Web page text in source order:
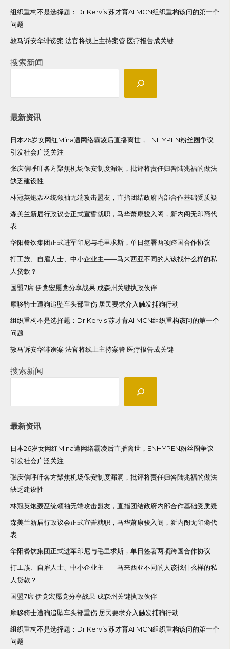
组织重构不是选择题：Dr Kervis 苏才育AI MCN组织重构该问的第一个
问题
敦马诉安华诽谤案 法官将线上主持案管 医疗报告成关键
搜索新闻
最新资讯
日本26岁女网红Mina遭网络霸凌后直播离世，ENHYPEN粉丝圈争议
引发社会广泛关注
张庆信呼吁各方聚焦机场保安制度漏洞，批评将责任归咎陆兆福的做法
缺乏建设性
林冠英炮轰巫统领袖无端攻击盟友，直指团结政府内部合作基础受质疑
森美兰新届行政议会正式宣誓就职，马华萧康骏入阁，新内阁无印裔代
表
华阳餐饮集团正式进军印尼与毛里求斯，单日签署两项跨国合作协议
打工族、自雇人士、中小企业主——马来西亚不同的人该找什么样的私
人贷款？
国盟7席 伊党宏愿党分享战果 成森州关键执政伙伴
摩哆骑士遭狗追坠车头部重伤 居民要求介入触发捕狗行动
组织重构不是选择题：Dr Kervis 苏才育AI MCN组织重构该问的第一个
问题
敦马诉安华诽谤案 法官将线上主持案管 医疗报告成关键
搜索新闻
最新资讯
日本26岁女网红Mina遭网络霸凌后直播离世，ENHYPEN粉丝圈争议
引发社会广泛关注
张庆信呼吁各方聚焦机场保安制度漏洞，批评将责任归咎陆兆福的做法
缺乏建设性
林冠英炮轰巫统领袖无端攻击盟友，直指团结政府内部合作基础受质疑
森美兰新届行政议会正式宣誓就职，马华萧康骏入阁，新内阁无印裔代
表
华阳餐饮集团正式进军印尼与毛里求斯，单日签署两项跨国合作协议
打工族、自雇人士、中小企业主——马来西亚不同的人该找什么样的私
人贷款？
国盟7席 伊党宏愿党分享战果 成森州关键执政伙伴
摩哆骑士遭狗追坠车头部重伤 居民要求介入触发捕狗行动
组织重构不是选择题：Dr Kervis 苏才育AI MCN组织重构该问的第一个
问题